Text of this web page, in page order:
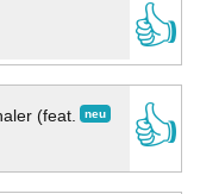
👍
neu
(feat.
👍